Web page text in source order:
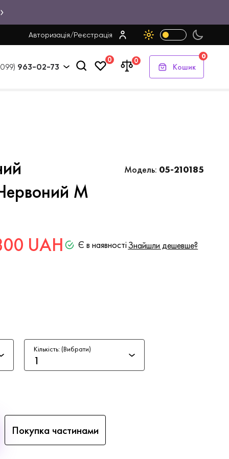
Авторизація/Реєстрація
963-02-73
0 0
Кошик
0
M
Модель: 05-210185
UAH Є в наявностіЗнайшли дешевше?
Кількість: (Вибрати)
1
Покупка частинами